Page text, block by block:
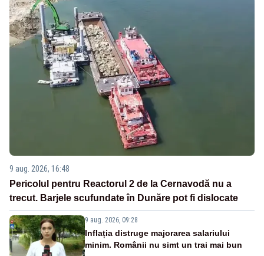
9 aug. 2026, 16:48
Pericolul pentru Reactorul 2 de la Cernavodă nu a
trecut. Barjele scufundate în Dunăre pot fi dislocate
9 aug. 2026, 09:28
Inflația distruge majorarea salariului
minim. Românii nu simt un trai mai bun